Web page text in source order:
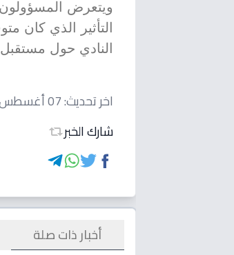
ويتعرض
التأثير الذي كان
النادي حول
اخر تحديث:07 أغسطس 2026 الساعة 09:48 صباحاً
شارك الخبر
أخبار ذات صلة